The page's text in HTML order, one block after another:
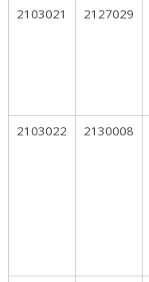
2103021 2127029
2103022 2130008